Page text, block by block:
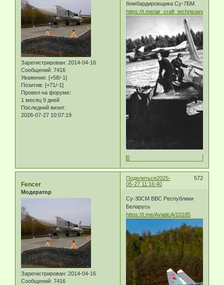
Зарегистрирован: 2014-04-16
Сообщений: 7416
Уважение: [+58/-1]
Позитив: [+71/-1]
Провел на форуме:
1 месяц 9 дней
Последний визит:
2026-07-27 10:07:19
бомбардировщика Су-7БМ.
https://t.me/air_craft_technician/2452
0
Поделиться 572
2025-
05-27 11:16:40
Fencer
Модератор
Зарегистрирован: 2014-04-16
Сообщений: 7416
Су-30СМ ВВС Республики
Беларусь
https://t.me/AviaticA/10185